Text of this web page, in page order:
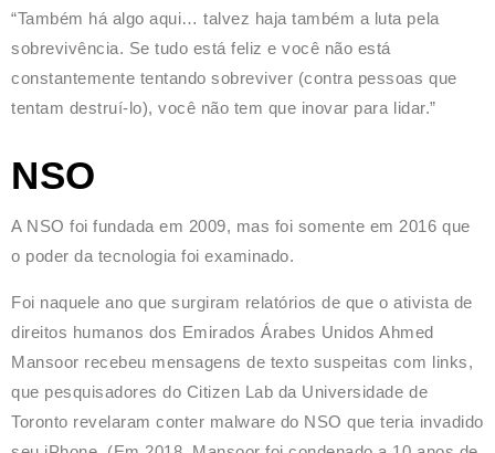
“Também há algo aqui… talvez haja também a luta pela
sobrevivência. Se tudo está feliz e você não está
constantemente tentando sobreviver (contra pessoas que
tentam destruí-lo), você não tem que inovar para lidar.”
NSO
A NSO foi fundada em 2009, mas foi somente em 2016 que
o poder da tecnologia foi examinado.
Foi naquele ano que surgiram relatórios de que o ativista de
direitos humanos dos Emirados Árabes Unidos Ahmed
Mansoor recebeu mensagens de texto suspeitas com links,
que pesquisadores do Citizen Lab da Universidade de
Toronto revelaram conter malware do NSO que teria invadido